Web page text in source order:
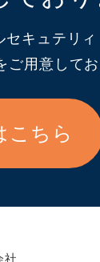
キュテリ
用意してお
こちら
社